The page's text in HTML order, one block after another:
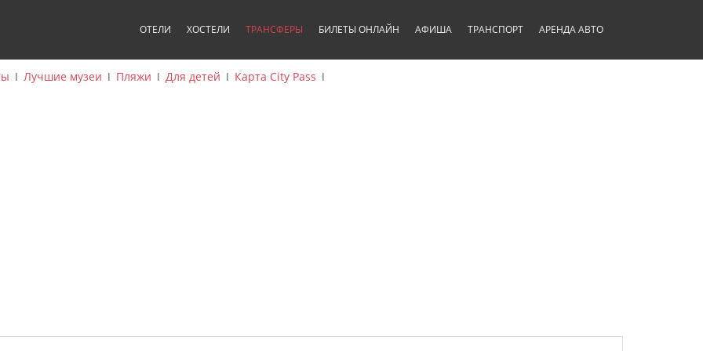
ОТЕЛИ ХОСТЕЛИ ТРАНСФЕРЫ БИЛЕТЫ ОНЛАЙН АФИША ТРАНСПОРТ АРЕНДА АВТО
ǀ Лучшие музеи ǀ Пляжи ǀ Для детей ǀ Карта City Pass ǀ